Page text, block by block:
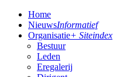
Home
NieuwsInformatief
Organisatie+ Siteindex
Bestuur
Leden
Eregalerij